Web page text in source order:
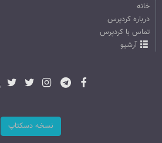
خانه
درباره کردپرس
تماس با کردپرس
آرشیو
نسخه دسکتاپ